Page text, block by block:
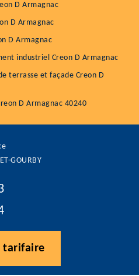
D Armagnac
D Armagnac
D Armagnac
industriel Creon D Armagnac
terrasse et façade Creon D
D Armagnac 40240
GOURBY
tarifaire
RIVIERE-SAAS-ET-GOURBY